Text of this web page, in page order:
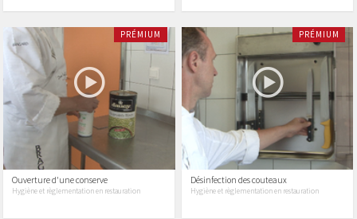
PRÉMIUM
Ouverture d'une conserve
Hygiène et règlementation en restauration
PRÉMIUM
Désinfection des couteaux
Hygiène et règlementation en restauration